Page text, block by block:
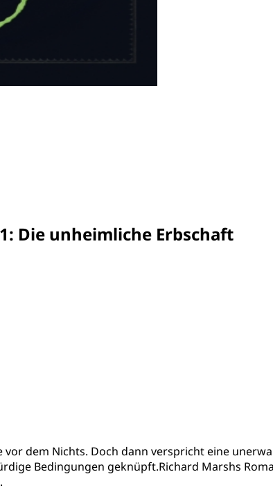
Die unheimliche Erbschaft
dem Nichts. Doch dann verspricht eine
Bedingungen geknüpft.Richard Marshs